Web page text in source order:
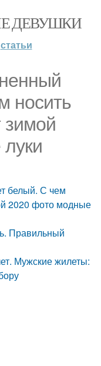
ДЕВУШКИ
статьи
носить
белый. С чем
2020 фото модные
Правильный
Мужские жилеты: